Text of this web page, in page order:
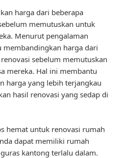
harga dari beberapa
memutuskan untuk
Menurut pengalaman
membandingkan harga dari
sebelum memutuskan
mereka. Hal ini membantu
harga yang lebih terjangkau
hasil renovasi yang sedap di
hemat untuk renovasi rumah
dapat memiliki rumah
kantong terlalu dalam.